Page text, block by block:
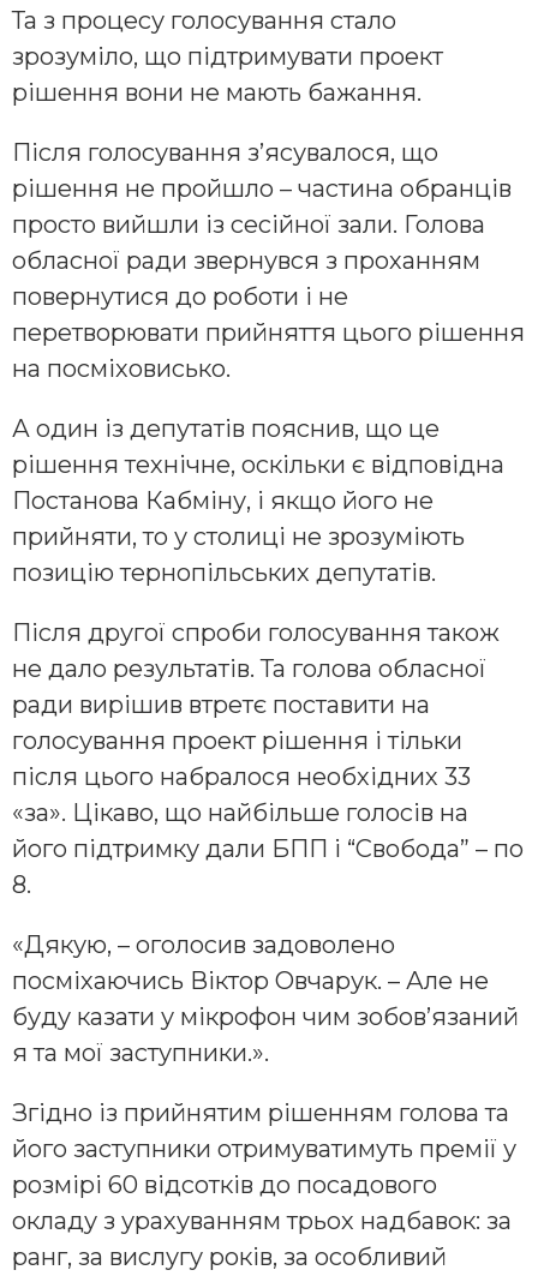
Та з процесу голосування стало
зрозуміло, що підтримувати проект
рішення вони не мають бажання.
Після голосування з’ясувалося, що
рішення не пройшло – частина обранців
просто вийшли із сесійної зали. Голова
обласної ради звернувся з проханням
повернутися до роботи і не
перетворювати прийняття цього рішення
на посміховисько.
А один із депутатів пояснив, що це
рішення технічне, оскільки є відповідна
Постанова Кабміну, і якщо його не
прийняти, то у столиці не зрозуміють
позицію тернопільських депутатів.
Після другої спроби голосування також
не дало результатів. Та голова обласної
ради вирішив втретє поставити на
голосування проект рішення і тільки
після цього набралося необхідних 33
«за». Цікаво, що найбільше голосів на
його підтримку дали БПП і “Свобода” – по
8.
«Дякую, – оголосив задоволено
посміхаючись Віктор Овчарук. – Але не
буду казати у мікрофон чим зобов’язаний
я та мої заступники.».
Згідно із прийнятим рішенням голова та
його заступники отримуватимуть премії у
розмірі 60 відсотків до посадового
окладу з урахуванням трьох надбавок: за
ранг, за вислугу років, за особливий